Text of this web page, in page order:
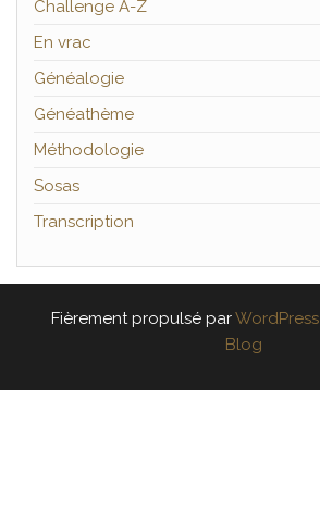
Challenge A-Z
En vrac
Généalogie
Généathème
Méthodologie
Sosas
Transcription
Fièrement propulsé parWordPress
Blog